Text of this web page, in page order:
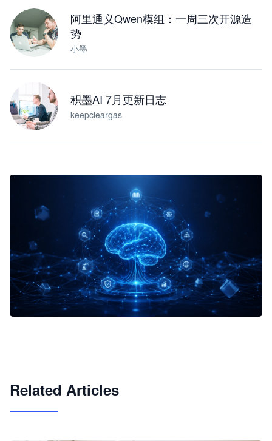
阿里通义Qwen模组：一周三次开源造
势
小墨
积墨AI 7月更新日志
keepcleargas
Related Articles